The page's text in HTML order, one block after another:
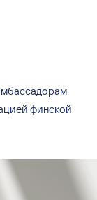
финской